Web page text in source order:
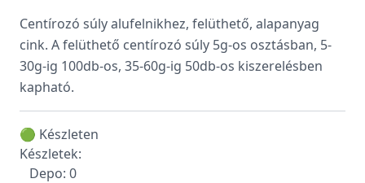
Centírozó súly alufelnikhez, felüthető, alapanyag
cink. A felüthető centírozó súly 5g-os osztásban, 5-
30g-ig 100db-os, 35-60g-ig 50db-os kiszerelésben
kapható.
🟢 Készleten
Készletek:
Depo: 0